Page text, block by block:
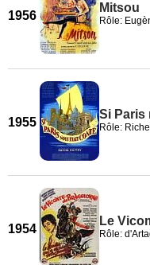
1956
Mitsou
Rôle:
1955
Si Paris
Rôle:
1954
Le
Rôle: